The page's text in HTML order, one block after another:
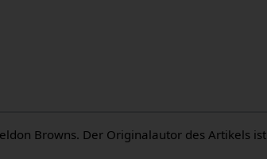
Browns. Der Originalautor des Artikels ist